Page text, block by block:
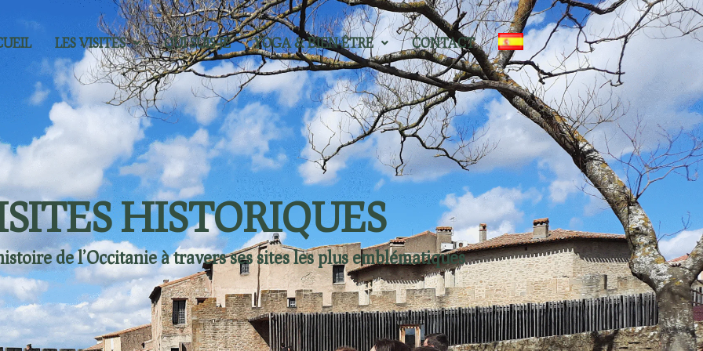
LES VISITES QUI SUIS-JE YOGA & BIEN-ÊTRE CONTACT
HISTORIQUES
de l’Occitanie à travers ses sites les plus emblématiques